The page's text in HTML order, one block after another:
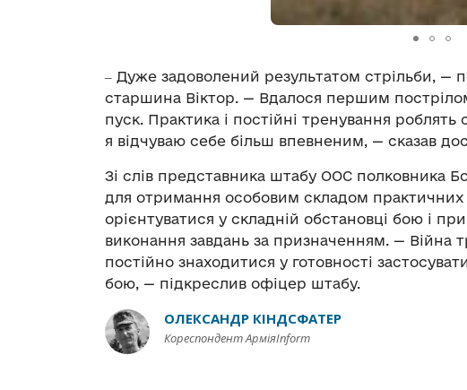
‒ Дуже задоволений результатом стрільби, —
старшина Віктор. — Вдалося першим пострілом
пуск. Практика і постійні тренування
я відчуваю себе більш впевненим, — сказав
Зі слів представника штабу ООС полковника
для отримання особовим складом практичних
орієнтуватися у складній обстановці бою і
виконання завдань за призначенням. — Війна
постійно знаходитися у готовності
бою, — підкреслив офіцер штабу.
ОЛЕКСАНДР КІНДСФАТЕР
Кореспондент АрміяInform